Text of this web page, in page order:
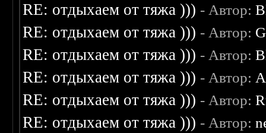
RE: отдыхаем от тяжа ))) - Автор:
RE: отдыхаем от тяжа ))) - Автор:
RE: отдыхаем от тяжа ))) - Автор:
RE: отдыхаем от тяжа ))) - Автор:
RE: отдыхаем от тяжа ))) - Автор:
RE: отдыхаем от тяжа ))) - Автор: